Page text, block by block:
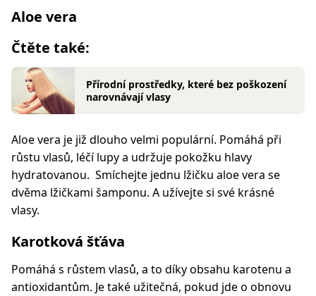
Aloe vera
Čtěte také:
Přírodní prostředky, které bez poškození
narovnávají vlasy
Aloe vera je již dlouho velmi populární. Pomáhá při
růstu vlasů, léčí lupy a udržuje pokožku hlavy
hydratovanou. Smíchejte jednu lžičku aloe vera se
dvěma lžičkami šamponu. A užívejte si své krásné
vlasy.
Karotková šťáva
Pomáhá s růstem vlasů, a to díky obsahu karotenu a
antioxidantům. Je také užitečná, pokud jde o obnovu